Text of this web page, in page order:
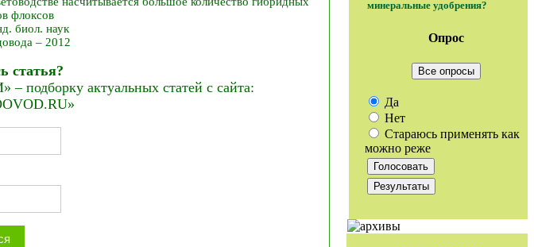
флоксов
биол. наук
– 2012
статья?
актуальных статей с сайта:
минеральные удобрения?
Опрос
Все опросы
Да
Нет
Стараюсь применять как
можно реже